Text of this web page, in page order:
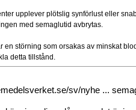
upplever plötslig synförlust eller
med semaglutid avbrytas.
en störning som orsakas av minskat
detta tillstånd.
sv/nyhe ...